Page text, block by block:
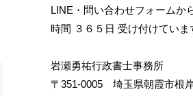
LINE・問い合わせフォームか
時間 ３６５日 受け付けていま
岩瀬勇祐行政書士事務所
〒351-0005 埼玉県朝霞市根